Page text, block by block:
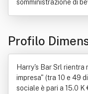
somministrazione di
Profilo
Harry's Bar Srl
impresa" (tra 10 e 49
sociale è pari a 15.0 K